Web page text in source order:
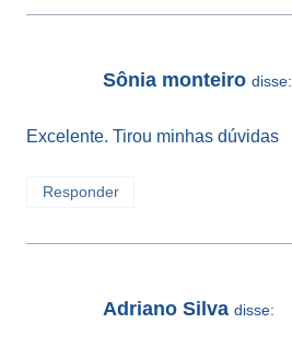
Sônia monteiro disse:
Excelente. Tirou minhas dúvidas
Responder
Adriano Silva disse: